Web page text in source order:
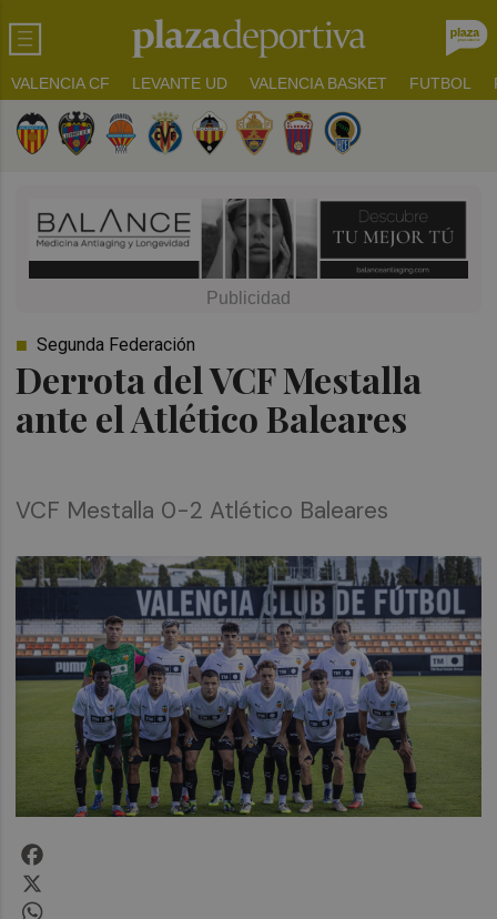
VALENCIA CF LEVANTE UD VALENCIA BASKET FUTBOL
Derrota del VCF Mestalla
ante el Atlético Baleares
Segunda Federación
VCF Mestalla 0-2 Atlético Baleares